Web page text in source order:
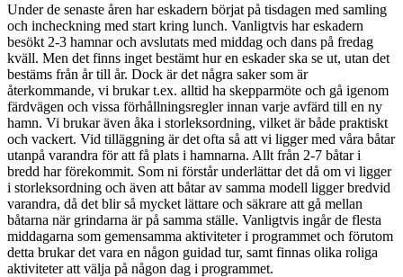
Under de senaste åren har eskadern börjat på tisdagen med samling
och incheckning med start kring lunch. Vanligtvis har eskadern
besökt 2-3 hamnar och avslutats med middag och dans på fredag
kväll. Men det finns inget bestämt hur en eskader ska se ut, utan det
bestäms från år till år. Dock är det några saker som är
återkommande, vi brukar t.ex. alltid ha skepparmöte och gå igenom
färdvägen och vissa förhållningsregler innan varje avfärd till en ny
hamn. Vi brukar även åka i storleksordning, vilket är både praktiskt
och vackert. Vid tilläggning är det ofta så att vi ligger med våra båtar
utanpå varandra för att få plats i hamnarna. Allt från 2-7 båtar i
bredd har förekommit. Som ni förstår underlättar det då om vi ligger
i storleksordning och även att båtar av samma modell ligger bredvid
varandra, då det blir så mycket lättare och säkrare att gå mellan
båtarna när grindarna är på samma ställe. Vanligtvis ingår de flesta
middagarna som gemensamma aktiviteter i programmet och förutom
detta brukar det vara en någon guidad tur, samt finnas olika roliga
aktiviteter att välja på någon dag i programmet.